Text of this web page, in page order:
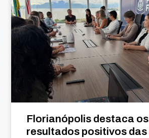
Florianópolis destaca os
resultados positivos das